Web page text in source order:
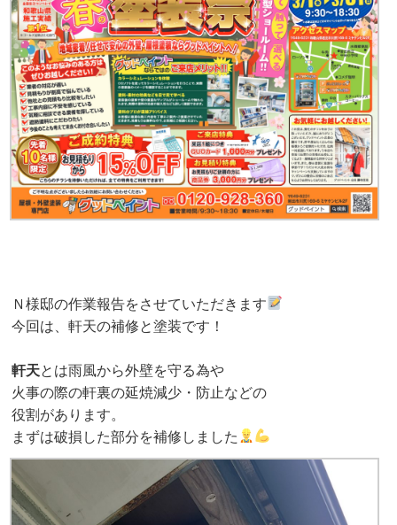
Ｎ様邸の作業報告をさせていただきます
今回は、軒天の補修と塗装です！
軒天とは雨風から外壁を守る為や
火事の際の軒裏の延焼減少・防止などの
役割があります。
まずは破損した部分を補修しました